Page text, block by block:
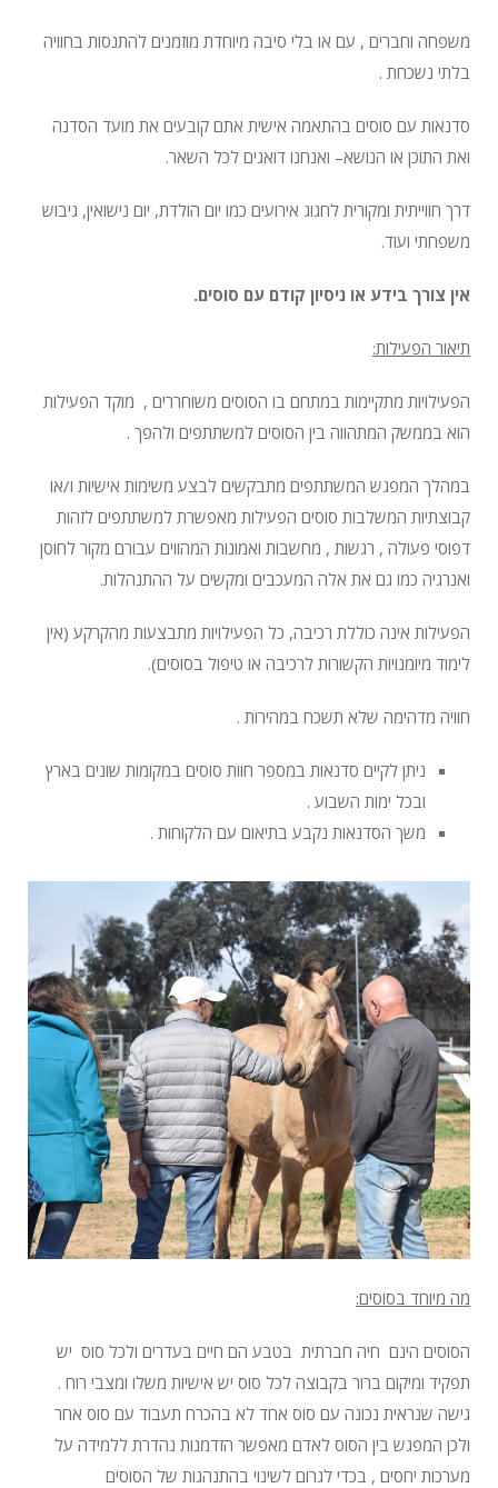
משפחה וחברים , עם או בלי סיבה מיוחדת מוזמנים להתנסות בחוויה
בלתי נשכחת .
סדנאות עם סוסים בהתאמה אישית אתם קובעים את מועד הסדנה
ואת התוכן או הנושא– ואנחנו דואגים לכל השאר.
דרך חווייתית ומקורית לחגוג אירועים כמו יום הולדת, יום נישואין, גיבוש
משפחתי ועוד.
אין צורך בידע או ניסיון קודם עם סוסים.
תיאור הפעילות:
הפעילויות מתקיימות במתחם בו הסוסים משוחררים , מוקד הפעילות
הוא בממשק המתהווה בין הסוסים למשתתפים ולהפך .
במהלך המפגש המשתתפים מתבקשים לבצע משימות אישיות ו/או
קבוצתיות המשלבות סוסים הפעילות מאפשרת למשתתפים לזהות
דפוסי פעולה , רגשות , מחשבות ואמונות המהווים עבורם מקור לחוסן
ואנרגיה כמו גם את אלה המעכבים ומקשים על ההתנהלות.
הפעילות אינה כוללת רכיבה, כל הפעילויות מתבצעות מהקרקע (אין
לימוד מיומנויות הקשורות לרכיבה או טיפול בסוסים).
חוויה מדהימה שלא תשכח במהירות .
ניתן לקיים סדנאות במספר חוות סוסים במקומות שונים בארץ
ובכל ימות השבוע .
משך הסדנאות נקבע בתיאום עם הלקוחות .
מה מיוחד בסוסים:
הסוסים הינם חיה חברתית בטבע הם חיים בעדרים ולכל סוס יש
תפקיד ומיקום ברור בקבוצה לכל סוס יש אישיות משלו ומצבי רוח .
גישה שנראית נכונה עם סוס אחד לא בהכרח תעבוד עם סוס אחר
ולכן המפגש בין הסוס לאדם מאפשר הזדמנות נהדרת ללמידה על
מערכות יחסים , בכדי לגרום לשינוי בהתנהגות של הסוסים